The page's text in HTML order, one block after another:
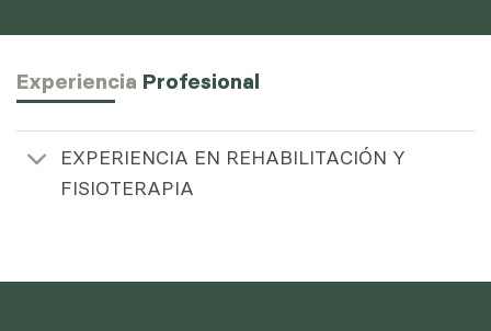
Experiencia Profesional
EXPERIENCIA EN REHABILITACIÓN Y
FISIOTERAPIA